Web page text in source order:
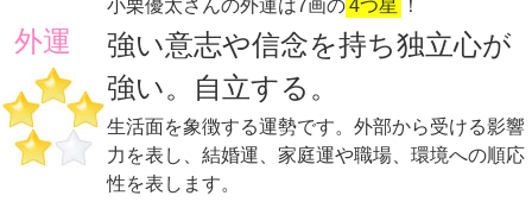
外運
小栗優太さんの外運は7画の4つ星 ！
強い意志や信念を持ち独立心が
強い。自立する。
生活面を象徴する運勢です。外部から受ける影響
力を表し、結婚運、家庭運や職場、環境への順応
性を表します。